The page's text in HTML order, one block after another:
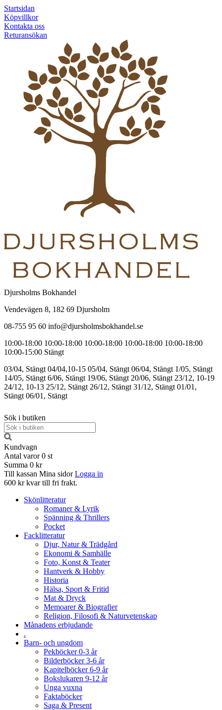
Startsidan
Köpvillkor
Kontakta oss
Returansökan
Djursholms Bokhandel
Vendevägen 8, 182 69 Djursholm
08-755 95 60 info@djursholmsbokhandel.se
10:00-18:00 10:00-18:00 10:00-18:00 10:00-18:00 10:00-18:00
10:00-15:00 Stängt
03/04, Stängt 04/04,10-15 05/04, Stängt 06/04, Stängt 1/05, Stängt
14/05, Stängt 6/06, Stängt 19/06, Stängt 20/06, Stängt 23/12, 10-19
24/12, 10-13 25/12, Stängt 26/12, Stängt 31/12, Stängt 01/01,
Stängt 06/01, Stängt
Sök i butiken
Kundvagn
Antal varor 0 st
Summa 0 kr
Till kassan Mina sidor Logga in
600 kr kvar till fri frakt.
Skönlitteratur
Romaner & Lyrik
Spänning & Thrillers
Pocket
Facklitteratur
Djur, Natur & Trädgård
Ekonomi & Samhälle
Foto, Konst & Teater
Hantverk & Hobby
Historia
Hälsa, Sport & Fritid
Mat & Dryck
Memoarer & Biografier
Religion, Filosofi & Naturvetenskap
Månadens erbjudande
.
Barn- och ungdom
Pekböcker 0-3 år
Bilderböcker 3-6 år
Kapitelböcker 6-9 år
Bokslukaren 9-12 år
Unga vuxna
Faktaböcker
Saga & Present